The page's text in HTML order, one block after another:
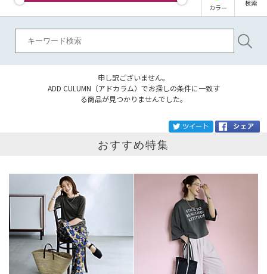
カラー
検索
申し訳ございません。
ADD CULUMN（アドカラム）でお探しの条件に一致す
る商品が見つかりませんでした。
掲載雑誌
価格 円～ 円
おすすめ特集